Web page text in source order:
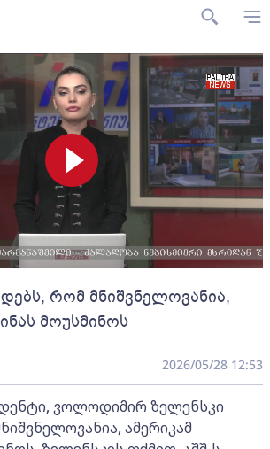
რომ მნიშვნელოვანია,
მოუსმინოს
2026/05/28 12:53
ვოლოდიმირ ზელენსკი
ამერიკამ